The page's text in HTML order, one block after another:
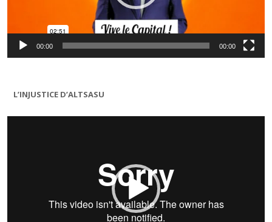
00:00 00:00
L’INJUSTICE D’ALTSASU
Lecteur